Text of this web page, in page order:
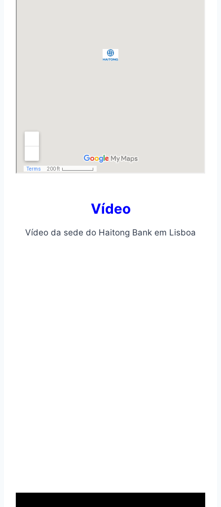
Ví­deo
Vídeo da sede do Haitong Bank em Lisboa